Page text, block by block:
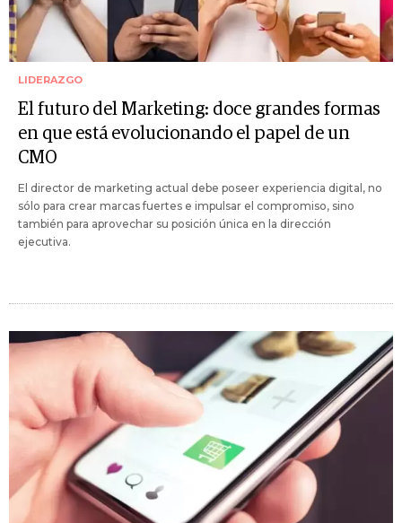
LIDERAZGO
El futuro del Marketing: doce grandes formas
en que está evolucionando el papel de un
CMO
El director de marketing actual debe poseer experiencia digital, no
sólo para crear marcas fuertes e impulsar el compromiso, sino
también para aprovechar su posición única en la dirección
ejecutiva.